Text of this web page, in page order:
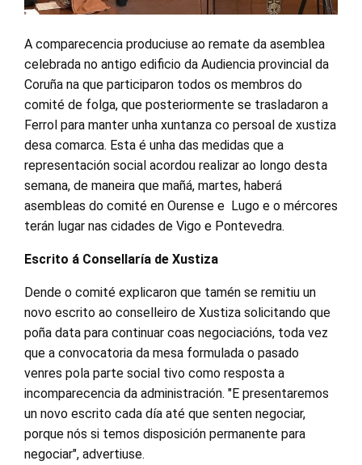
A comparecencia produciuse ao remate da asemblea
celebrada no antigo edificio da Audiencia provincial da
Coruña na que participaron todos os membros do
comité de folga, que posteriormente se trasladaron a
Ferrol para manter unha xuntanza co persoal de xustiza
desa comarca. Esta é unha das medidas que a
representación social acordou realizar ao longo desta
semana, de maneira que mañá, martes, haberá
asembleas do comité en Ourense e Lugo e o mércores
terán lugar nas cidades de Vigo e Pontevedra.
Escrito á Consellaría de Xustiza
Dende o comité explicaron que tamén se remitiu un
novo escrito ao conselleiro de Xustiza solicitando que
poña data para continuar coas negociacións, toda vez
que a convocatoria da mesa formulada o pasado
venres pola parte social tivo como resposta a
incomparecencia da administración. "E presentaremos
un novo escrito cada día até que senten negociar,
porque nós si temos disposición permanente para
negociar", advertiuse.